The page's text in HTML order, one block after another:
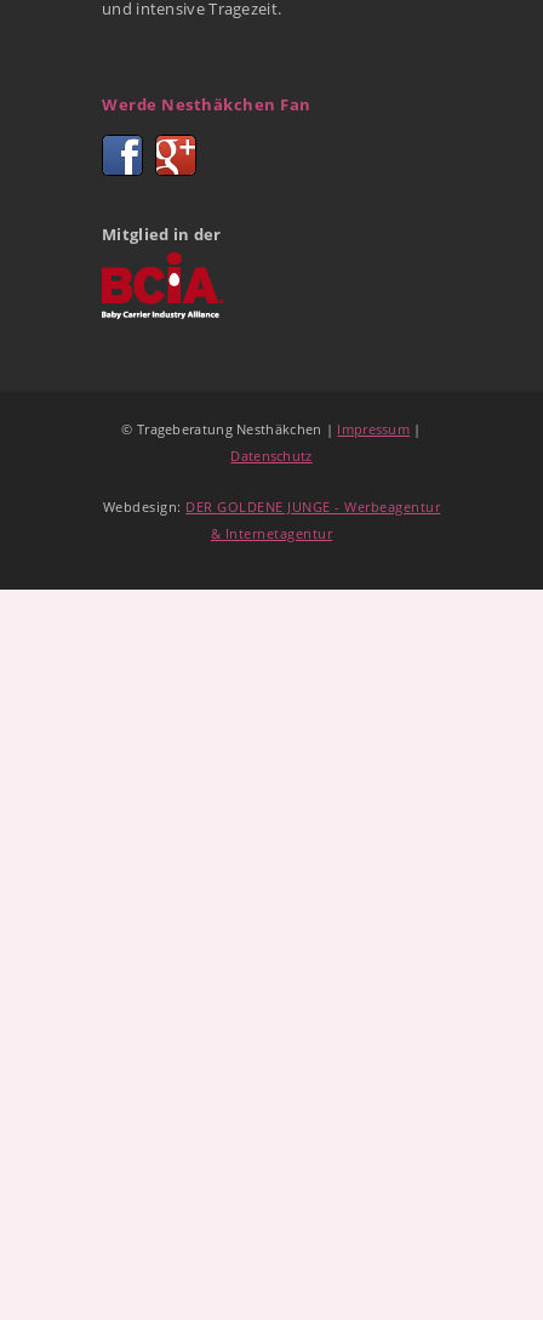
und intensive Tragezeit.
Werde Nesthäkchen Fan
Mitglied in der
© Trageberatung Nesthäkchen | Impressum |
Datenschutz
Webdesign: DER GOLDENE JUNGE - Werbeagentur
& Internetagentur